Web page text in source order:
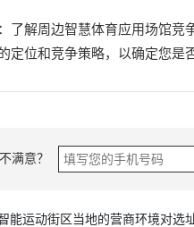
了解周边智慧体育应用场馆竞
定位和竞争策略，以确定您是
满意？
能运动街区当地的营商环境对选